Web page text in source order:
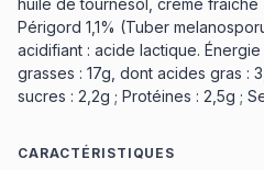
huile de tournesol, crème fraîche
Périgord 1,1% (Tuber
acidifiant : acide lactique.
grasses : 17g, dont acides gras :
sucres : 2,2g ; Protéines : 2,5g ;
CARACTÉRISTIQUES